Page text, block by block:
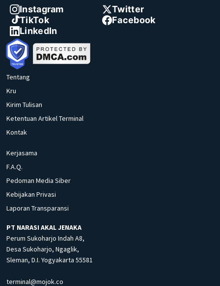
Instagram
Twitter
TikTok
Facebook
LinkedIn
Tentang
Kru
Kirim Tulisan
Ketentuan Artikel Terminal
Kontak
Kerjasama
F.A.Q.
Pedoman Media Siber
Kebijakan Privasi
Laporan Transparansi
PT NARASI AKAL JENAKA
Perum Sukoharjo Indah A8,
Desa Sukoharjo, Ngaglik,
Sleman, D.I. Yogyakarta 55581
terminal@mojok.co